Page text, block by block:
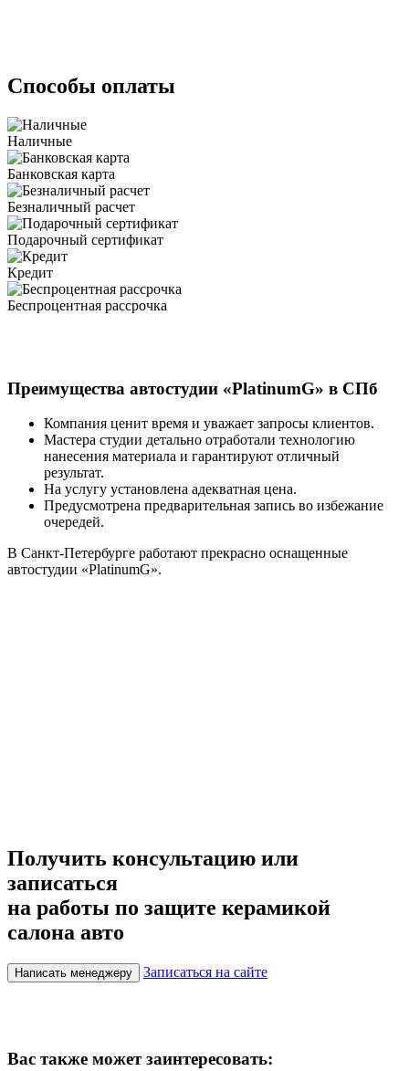
Способы оплаты
Наличные
Банковская карта
Безналичный расчет
Подарочный сертификат
Кредит
Беспроцентная рассрочка
Преимущества автостудии «PlatinumG» в СПб
Компания ценит время и уважает запросы клиентов.
Мастера студии детально отработали технологию
нанесения материала и гарантируют отличный
результат.
На услугу установлена адекватная цена.
Предусмотрена предварительная запись во избежание
очередей.
В Санкт-Петербурге работают прекрасно оснащенные
автостудии «PlatinumG».
Получить консультацию или
записаться
на работы по защите керамикой
салона авто
Написать менеджеру Записаться на сайте
Вас также может заинтересовать: